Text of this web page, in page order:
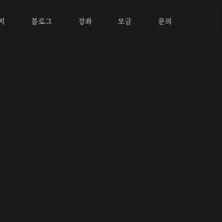
블로그 강좌 모금 문의